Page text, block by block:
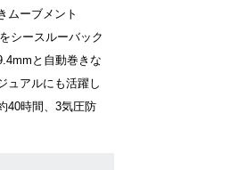
ムーブメント
シースルーバック
と自動巻きな
ュアルにも活躍し
40時間、3気圧防